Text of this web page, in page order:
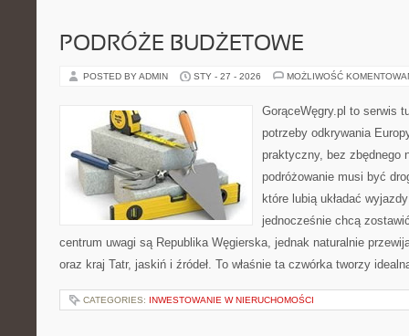
PODRÓŻE BUDŻETOWE
POSTED BY ADMIN STY - 27 - 2026 MOŻLIWOŚĆ
GorąceWęgry.pl to serwis
potrzeby odkrywania
praktyczny, bez zbędnego
podróżowanie musi być
które lubią układać
jednocześnie chcą
centrum uwagi są Republika Węgierska, jednak naturalnie
oraz kraj Tatr, jaskiń i źródeł. To właśnie ta czwórka tworzy
CATEGORIES: INWESTOWANIE W NIERUCHOMOŚCI